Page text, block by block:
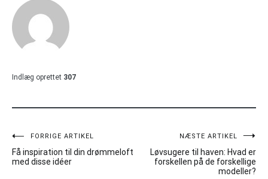
Indlæg oprettet 307
Indlægsnavigation
FORRIGE ARTIKEL
Få inspiration til din drømmeloft
med disse idéer
NÆSTE ARTIKEL
Løvsugere til haven: Hvad er
forskellen på de forskellige
modeller?